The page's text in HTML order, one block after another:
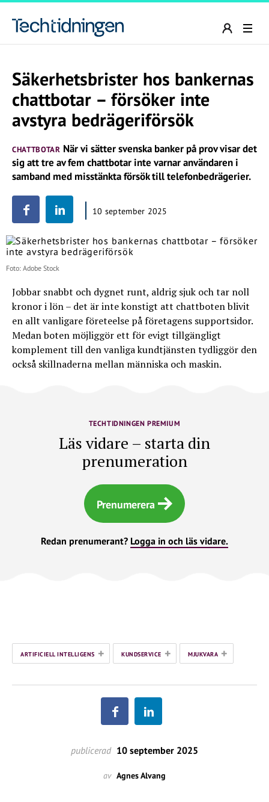
Säkerhetsbrister hos bankernas
chattbotar – försöker inte
avstyra bedrägeriförsök
CHATTBOTAR När vi sätter svenska banker på prov visar det
sig att tre av fem chattbotar inte varnar användaren i
samband med misstänkta försök till telefonbedrägerier.
10 september 2025
Foto: Adobe Stock
Jobbar snabbt och dygnet runt, aldrig sjuk och tar noll
kronor i lön – det är inte konstigt att chattboten blivit
en allt vanligare företeelse på företagens supportsidor.
Medan boten möjliggör ett för evigt tillgängligt
komplement till den vanliga kundtjänsten tydliggör den
också skillnaderna mellan människa och maskin.
TECHTIDNINGEN PREMIUM
Läs vidare – starta din
prenumeration
Prenumerera
Redan prenumerant? Logga in och läs vidare.
ARTIFICIELL INTELLIGENS + KUNDSERVICE + MJUKVARA +
publicerad 10 september 2025
av Agnes Alvang